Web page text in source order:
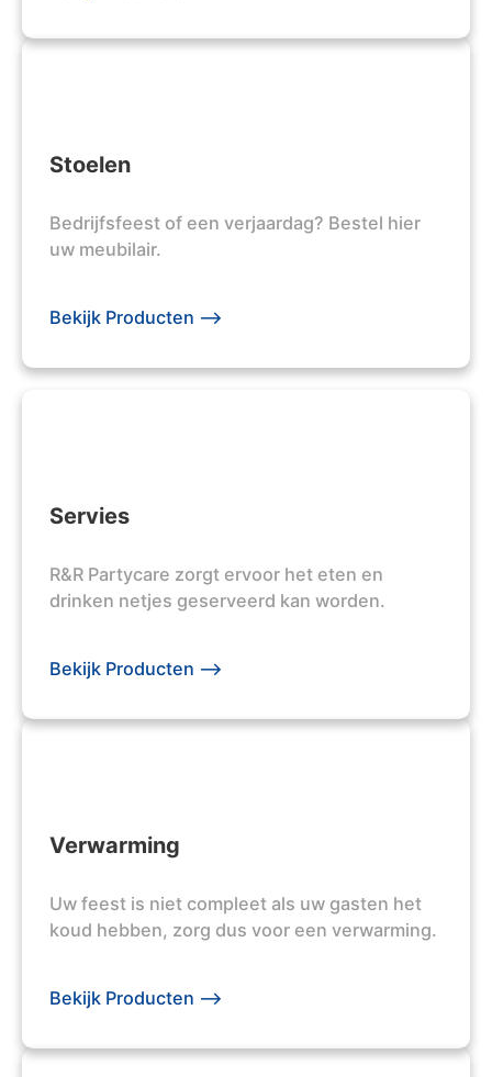
Stoelen
Bedrijfsfeest of een verjaardag? Bestel hier
uw meubilair.
Bekijk Producten -->
Servies
R&R Partycare zorgt ervoor het eten en
drinken netjes geserveerd kan worden.
Bekijk Producten -->
Verwarming
Uw feest is niet compleet als uw gasten het
koud hebben, zorg dus voor een verwarming.
Bekijk Producten -->